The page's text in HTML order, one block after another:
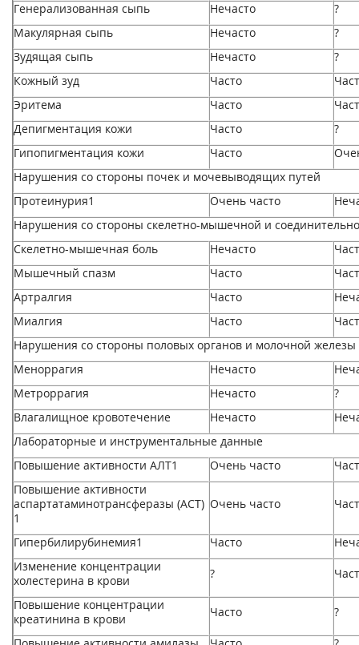
Генерализованная сыпь
Нечасто
?
Макулярная сыпь
Нечасто
?
Зудящая сыпь
Нечасто
?
Кожный зуд
Часто
Эритема
Часто
Депигментация кожи
Часто
?
Гипопигментация кожи
Часто
Нарушения со стороны почек и мочевыводящих путей
Протеинурия1 Очень часто
Нарушения со стороны скелетно-мышечной и
Скелетно-мышечная боль
Нечасто
Мышечный спазм
Часто
Артралгия
Часто
Миалгия
Часто
Нарушения со стороны половых органов и молочной железы
Меноррагия
Нечасто
Метроррагия
Нечасто
?
Влагалищное кровотечение
Нечасто
Лабораторные и инструментальные данные
Повышение активности АЛТ1 Очень часто
Повышение активности
аспартатаминотрансферазы (ACT)
1
Очень часто
Гипербилирубинемия1 Часто
Изменение концентрации
холестерина в крови
?
Повышение концентрации
креатинина в крови
Часто ?